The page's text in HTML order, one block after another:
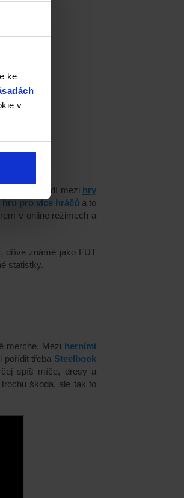
ke
v
se tak zařadí mezi hry
hru pro více hráčů a to
v online režimech a
dříve známé jako FUT
statistky.
merche. Mezi herními
pořídit třeba Steelbook
spíš míče, dresy a
škoda, ale tak to